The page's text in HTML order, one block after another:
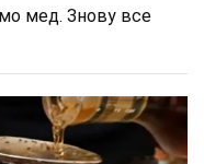
мед. Знову все